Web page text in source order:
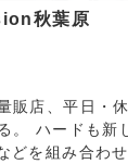
秋葉原
販店、平日・
。 ハードも新
どを組み合わ